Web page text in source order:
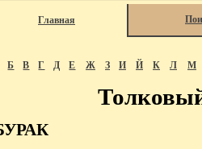
Главная
Б В Г Д Е Ж З И Й К Л М